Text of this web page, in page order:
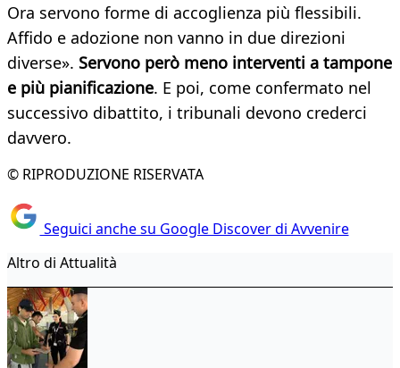
Ora servono forme di accoglienza più flessibili.
Affido e adozione non vanno in due direzioni
diverse». Servono però meno interventi a tampone
e più pianificazione. E poi, come confermato nel
successivo dibattito, i tribunali devono crederci
davvero.
© RIPRODUZIONE RISERVATA
Seguici anche su Google Discover di Avvenire
Altro di Attualità